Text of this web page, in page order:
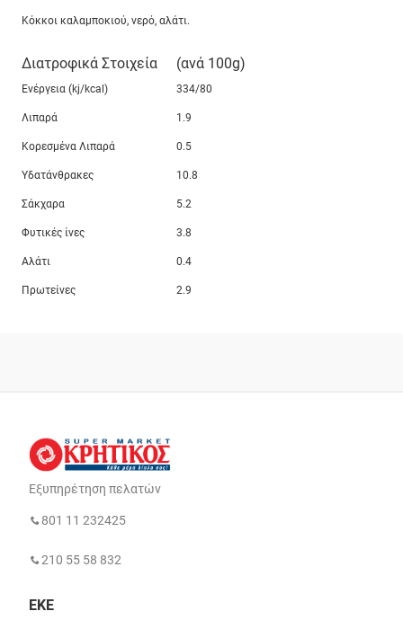
Κόκκοι καλαμποκιού, νερό, αλάτι.
Διατροφικά Στοιχεία (ανά 100g)
Ενέργεια (kj/kcal) 334/80
Λιπαρά 1.9
Κορεσμένα Λιπαρά 0.5
Υδατάνθρακες 10.8
Σάκχαρα 5.2
Φυτικές ίνες 3.8
Αλάτι 0.4
Πρωτείνες 2.9
Εξυπηρέτηση πελατών
801 11 232425
210 55 58 832
ΕΚΕ